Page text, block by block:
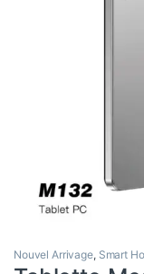
Nouvel Arrivage, Smart